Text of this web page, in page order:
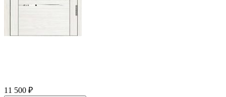
11 500 ₽